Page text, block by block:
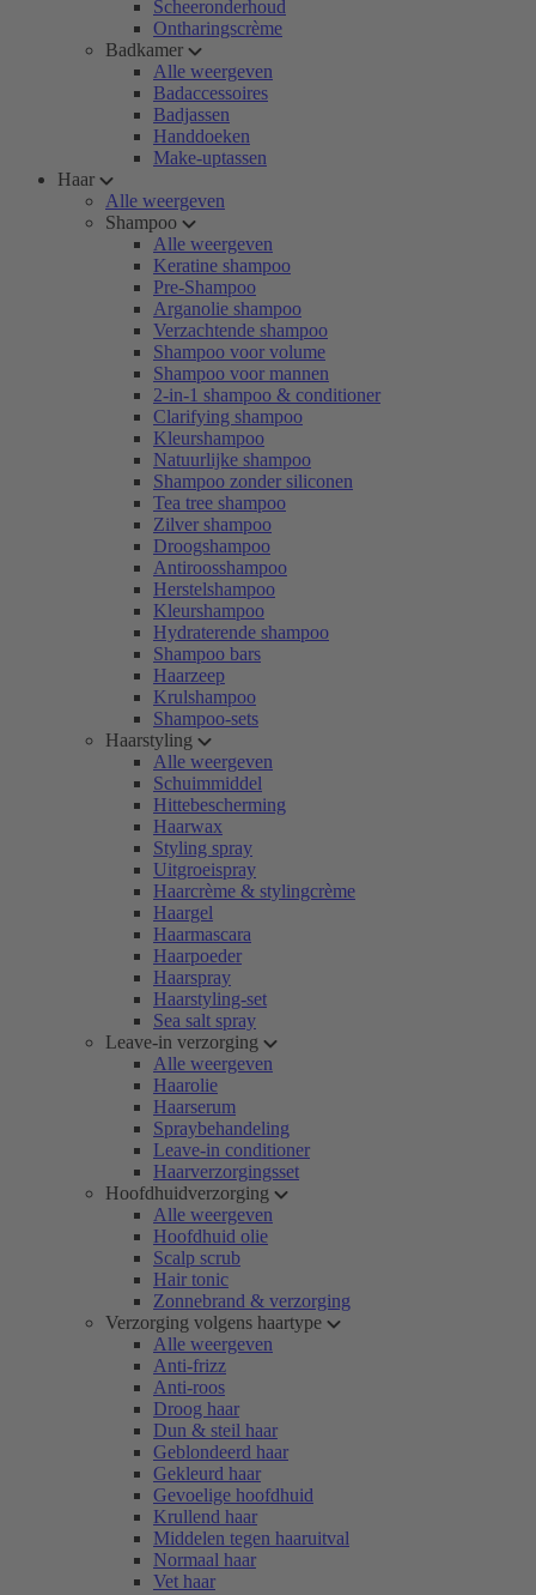
Scheeronderhoud
Ontharingscrème
Badkamer
Alle weergeven
Badaccessoires
Badjassen
Handdoeken
Make-uptassen
Haar
Alle weergeven
Shampoo
Alle weergeven
Keratine shampoo
Pre-Shampoo
Arganolie shampoo
Verzachtende shampoo
Shampoo voor volume
Shampoo voor mannen
2-in-1 shampoo & conditioner
Clarifying shampoo
Kleurshampoo
Natuurlijke shampoo
Shampoo zonder siliconen
Tea tree shampoo
Zilver shampoo
Droogshampoo
Antiroosshampoo
Herstelshampoo
Kleurshampoo
Hydraterende shampoo
Shampoo bars
Haarzeep
Krulshampoo
Shampoo-sets
Haarstyling
Alle weergeven
Schuimmiddel
Hittebescherming
Haarwax
Styling spray
Uitgroeispray
Haarcrème & stylingcrème
Haargel
Haarmascara
Haarpoeder
Haarspray
Haarstyling-set
Sea salt spray
Leave-in verzorging
Alle weergeven
Haarolie
Haarserum
Spraybehandeling
Leave-in conditioner
Haarverzorgingsset
Hoofdhuidverzorging
Alle weergeven
Hoofdhuid olie
Scalp scrub
Hair tonic
Zonnebrand & verzorging
Verzorging volgens haartype
Alle weergeven
Anti-frizz
Anti-roos
Droog haar
Dun & steil haar
Geblondeerd haar
Gekleurd haar
Gevoelige hoofdhuid
Krullend haar
Middelen tegen haaruitval
Normaal haar
Vet haar